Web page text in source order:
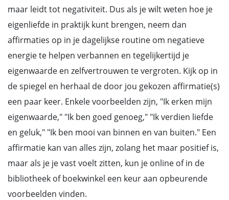
maar leidt tot negativiteit. Dus als je wilt weten hoe je
eigenliefde in praktijk kunt brengen, neem dan
affirmaties op in je dagelijkse routine om negatieve
energie te helpen verbannen en tegelijkertijd je
eigenwaarde en zelfvertrouwen te vergroten. Kijk op in
de spiegel en herhaal de door jou gekozen affirmatie(s)
een paar keer. Enkele voorbeelden zijn, "Ik erken mijn
eigenwaarde," "Ik ben goed genoeg," "Ik verdien liefde
en geluk," "Ik ben mooi van binnen en van buiten." Een
affirmatie kan van alles zijn, zolang het maar positief is,
maar als je je vast voelt zitten, kun je online of in de
bibliotheek of boekwinkel een keur aan opbeurende
voorbeelden vinden.